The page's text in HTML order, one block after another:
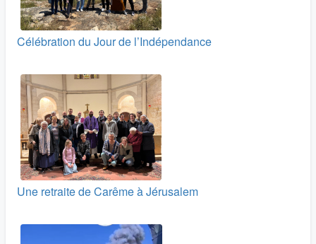
Célébration du Jour de l’Indépendance
Une retraite de Carême à Jérusalem